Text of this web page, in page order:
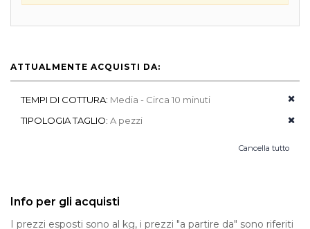
ATTUALMENTE ACQUISTI DA:
TEMPI DI COTTURA: Media - Circa 10 minuti
TIPOLOGIA TAGLIO: A pezzi
Cancella tutto
Info per gli acquisti
I prezzi esposti sono al kg, i prezzi "a partire da" sono riferiti